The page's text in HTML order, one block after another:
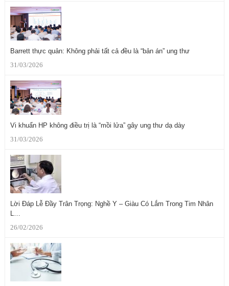
Barrett thực quản: Không phải tất cả đều là “bản án” ung thư
31/03/2026
Vi khuẩn HP không điều trị là “mồi lửa” gây ung thư dạ dày
31/03/2026
Lời Đáp Lễ Đầy Trân Trọng: Nghề Y – Giàu Có Lắm Trong Tim Nhân
L…
26/02/2026